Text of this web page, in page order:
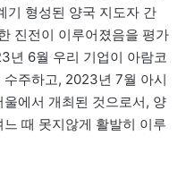
기 형성된 양국 지도자 간
진전이 이루어졌음을 평가
년 6월 우리 기업이 아람코
주하고, 2023년 7월 아시
에서 개최된 것으로서, 양
때 못지않게 활발히 이루